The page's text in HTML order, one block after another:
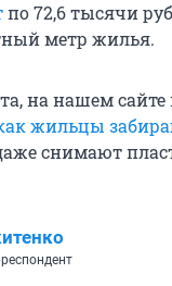
по 72,6 тысячи
метр жилья.
на нашем
жильцы
снимают